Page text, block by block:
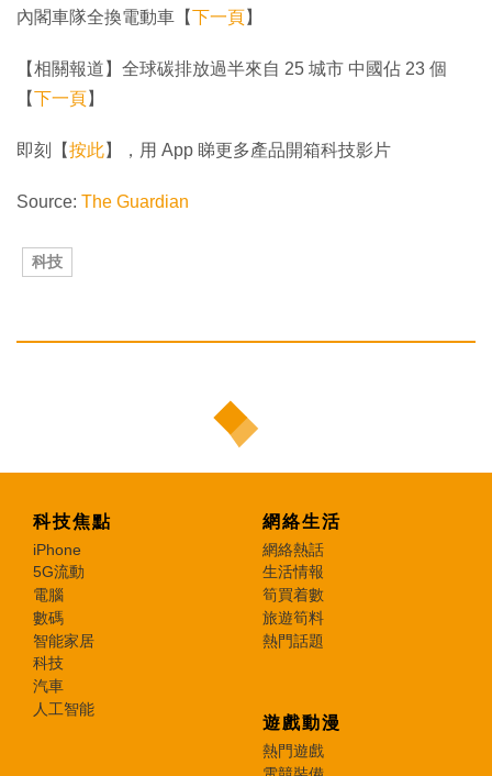
內閣車隊全換電動車【下一頁】
【相關報道】全球碳排放過半來自 25 城市 中國佔 23 個
【下一頁】
即刻【按此】，用 App 睇更多產品開箱科技影片
Source: The Guardian
科技
科技焦點
iPhone
5G流動
電腦
數碼
智能家居
科技
汽車
人工智能
網絡生活
網絡熱話
生活情報
筍買着數
旅遊筍料
熱門話題
遊戲動漫
熱門遊戲